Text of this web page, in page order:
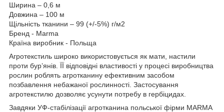
Ширина – 0,6 м
Довжина – 100 м
Щільність тканини – 99 (+/-5%) г/м2
Бренд - Marma
Країна виробник - Польща
Агротекстиль широко використовується як мати, настили
проти бур’янів. ЇЇ відповідні властивості у процесі виробництва
рослин роблять агротканину ефективним засобом
позбавлення небажаної рослинності. Застосування
агротекстилю дозволяє усунути потребу в гербіцидах.
Завдяки УФ-стабілізації агротканина польської фірми MARMA